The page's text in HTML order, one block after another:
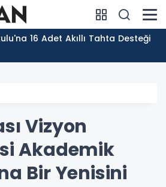
16 Adet Akıllı Tahta Desteği
Vizyon
Akademik
Bir Yenisini